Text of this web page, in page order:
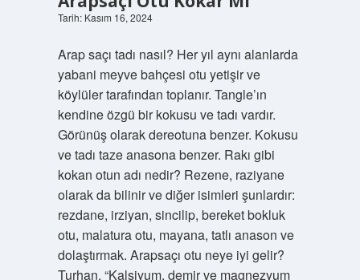
Tarih: Kasım 16, 2024
Arap saçı tadı nasıl? Her yıl aynı alanlarda
yabani meyve bahçesi otu yetişir ve
köylüler tarafından toplanır. Tangle’ın
kendine özgü bir kokusu ve tadı vardır.
Görünüş olarak dereotuna benzer. Kokusu
ve tadı taze anasona benzer. Rakı gibi
kokan otun adı nedir? Rezene, raziyane
olarak da bilinir ve diğer isimleri şunlardır:
rezdane, irziyan, sincilip, bereket bokluk
otu, malatura otu, mayana, tatlı anason ve
dolaştırmak. Arapsaçı otu neye iyi gelir?
Turhan, “Kalsiyum, demir ve magnezyum